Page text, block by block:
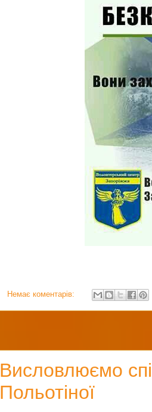
Немає коментарів:
Висловлюємо
Польотіної